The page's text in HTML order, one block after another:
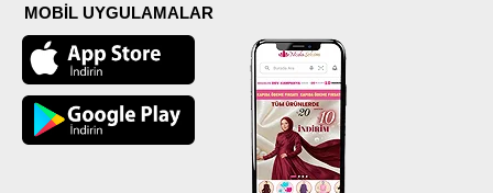
MOBİL UYGULAMALAR